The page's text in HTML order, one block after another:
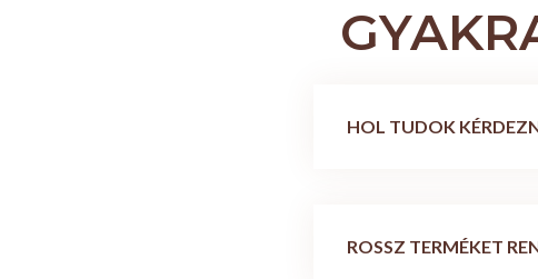
HOL TUDOK
ROSSZ TERMÉKET